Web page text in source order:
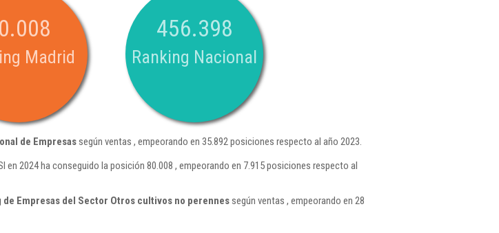
Madrid
456.398
Ranking Nacional
de Empresassegún ventas , empeorando en 35.892 posiciones respecto al año 2023.
en 2024 ha conseguido la posición 80.008 , empeorando en 7.915 posiciones respecto al
de Empresas del Sector Otros cultivos no perennessegún ventas , empeorando en 28